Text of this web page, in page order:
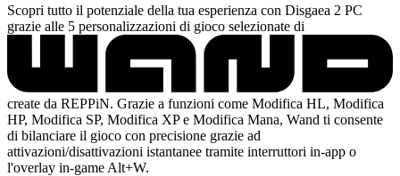
Scopri tutto il potenziale della tua esperienza con Disgaea 2 PC
grazie alle 5 personalizzazioni di gioco selezionate di
create da REPPiN. Grazie a funzioni come Modifica HL, Modifica
HP, Modifica SP, Modifica XP e Modifica Mana, Wand ti consente
di bilanciare il gioco con precisione grazie ad
attivazioni/disattivazioni istantanee tramite interruttori in-app o
l'overlay in-game Alt+W.